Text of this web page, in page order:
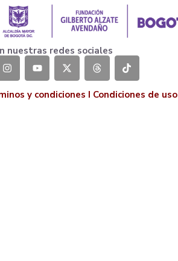
nuestras redes sociales
y condiciones I Condiciones de uso